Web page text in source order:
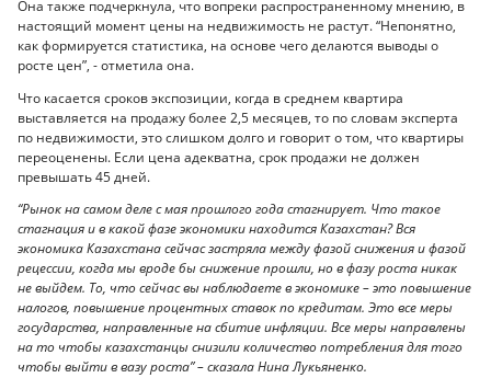
Она также подчеркнула, что вопреки распространенному мнению, в
настоящий момент цены на недвижимость не растут. “Непонятно,
как формируется статистика, на основе чего делаются выводы о
росте цен”, - отметила она.
Что касается сроков экспозиции, когда в среднем квартира
выставляется на продажу более 2,5 месяцев, то по словам эксперта
по недвижимости, это слишком долго и говорит о том, что квартиры
переоценены. Если цена адекватна, срок продажи не должен
превышать 45 дней.
“Рынок на самом деле с мая прошлого года стагнирует. Что такое
стагнация и в какой фазе экономики находится Казахстан? Вся
экономика Казахстана сейчас застряла между фазой снижения и фазой
рецессии, когда мы вроде бы снижение прошли, но в фазу роста никак
не выйдем. То, что сейчас вы наблюдаете в экономике – это повышение
налогов, повышение процентных ставок по кредитам. Это все меры
государства, направленные на сбитие инфляции. Все меры направлены
на то чтобы казахстанцы снизили количество потребления для того
чтобы выйти в вазу роста” – сказала Нина Лукьяненко.